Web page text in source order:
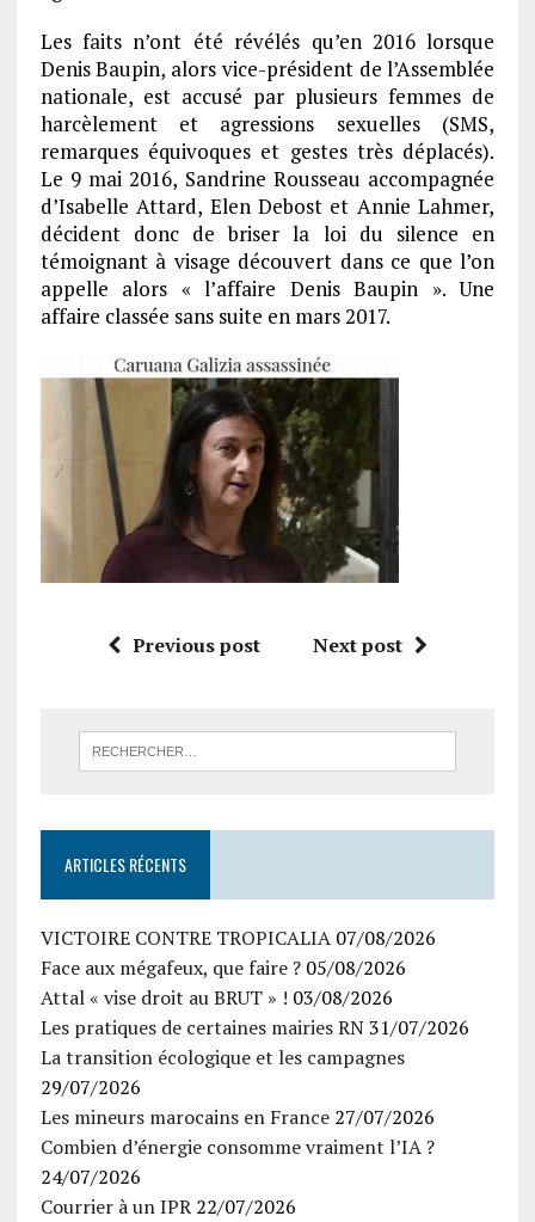
Les faits n’ont été révélés qu’en 2016 lorsque
Denis Baupin, alors vice-président de l’Assemblée
nationale, est accusé par plusieurs femmes de
harcèlement et agressions sexuelles (SMS,
remarques équivoques et gestes très déplacés).
Le 9 mai 2016, Sandrine Rousseau accompagnée
d’Isabelle Attard, Elen Debost et Annie Lahmer,
décident donc de briser la loi du silence en
témoignant à visage découvert dans ce que l’on
appelle alors « l’affaire Denis Baupin ». Une
affaire classée sans suite en mars 2017.
Previous post Next post
ARTICLES RÉCENTS
VICTOIRE CONTRE TROPICALIA 07/08/2026
Face aux mégafeux, que faire ? 05/08/2026
Attal « vise droit au BRUT » ! 03/08/2026
Les pratiques de certaines mairies RN 31/07/2026
La transition écologique et les campagnes
29/07/2026
Les mineurs marocains en France 27/07/2026
Combien d’énergie consomme vraiment l’IA ?
24/07/2026
Courrier à un IPR 22/07/2026